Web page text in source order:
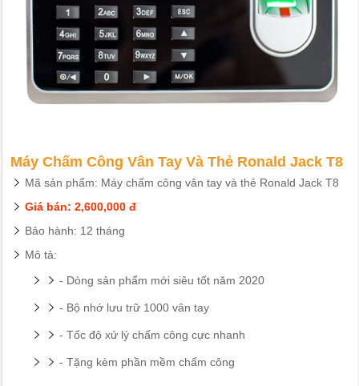
Máy Chấm Công Vân Tay Và Thẻ Ronald Jack T8
Mã sản phẩm: Máy chấm công vân tay và thẻ Ronald Jack T8
Giá bán: 2,600,000 đ
Bảo hành: 12 tháng
Mô tả:
- Dòng sản phẩm mới siêu tốt năm 2020
- Bộ nhớ lưu trữ 1000 vân tay
- Tốc độ xử lý chấm công cực nhanh
- Tặng kèm phần mềm chấm công